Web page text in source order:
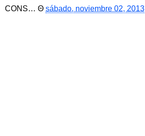
CONS…
sábado, noviembre 02, 2013